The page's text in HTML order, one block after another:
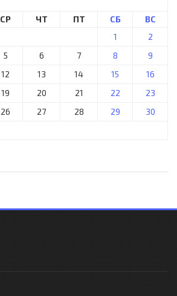
СР ЧТ ПТ СБ
ВС
1
2
5 6 7 8
9
12 13 14 15
16
19 20 21 22
23
26 27 28 29
30